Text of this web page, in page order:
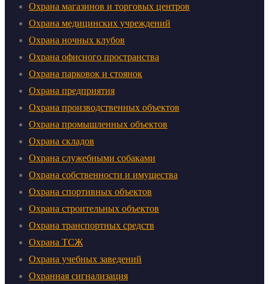
Охрана магазинов и торговых центров
Охрана медицинских учреждений
Охрана ночных клубов
Охрана офисного пространства
Охрана парковок и стоянок
Охрана предприятия
Охрана производственных объектов
Охрана промышленных объектов
Охрана складов
Охрана служебными собаками
Охрана собственности и имущества
Охрана спортивных объектов
Охрана строительных объектов
Охрана транспортных средств
Охрана ТСЖ
Охрана учебных заведений
Охранная сигнализация